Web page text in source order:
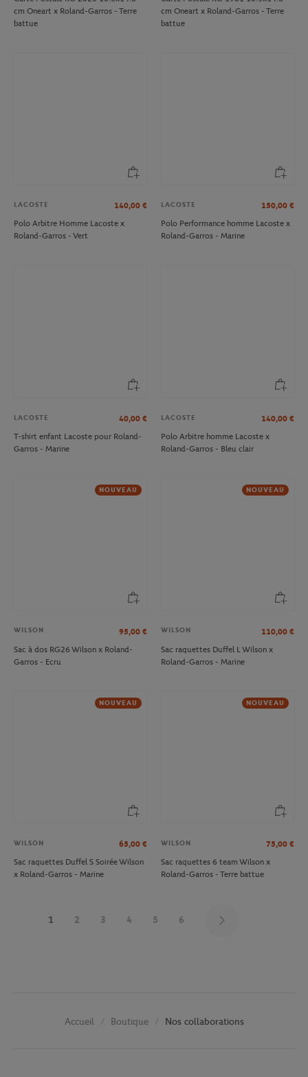
cm Oneart x Roland-Garros - Terre
battue
cm Oneart x Roland-Garros - Terre
battue
LACOSTE 140,00 €
Polo Arbitre Homme Lacoste x
Roland-Garros - Vert
LACOSTE 150,00 €
Polo Performance homme Lacoste x
Roland-Garros - Marine
LACOSTE 40,00 €
T-shirt enfant Lacoste pour Roland-
Garros - Marine
LACOSTE 140,00 €
Polo Arbitre homme Lacoste x
Roland-Garros - Bleu clair
NOUVEAU
WILSON 95,00 €
Sac à dos RG26 Wilson x Roland-
Garros - Ecru
NOUVEAU
WILSON 110,00 €
Sac raquettes Duffel L Wilson x
Roland-Garros - Marine
NOUVEAU
WILSON 65,00 €
Sac raquettes Duffel S Soirée Wilson
x Roland-Garros - Marine
NOUVEAU
WILSON 75,00 €
Sac raquettes 6 team Wilson x
Roland-Garros - Terre battue
1 2 3 4 5 6
Accueil Boutique Nos collaborations